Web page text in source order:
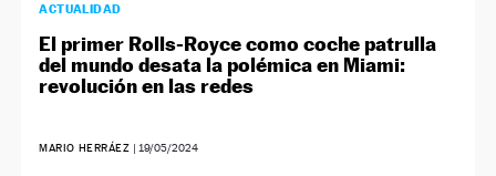
ACTUALIDAD
El primer Rolls-Royce como coche patrulla
del mundo desata la polémica en Miami:
revolución en las redes
MARIO HERRÁEZ | 19/05/2024